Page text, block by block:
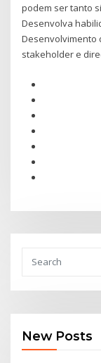
podem ser tanto
Desenvolva
Desenvolvimento
stakeholder e
New Posts